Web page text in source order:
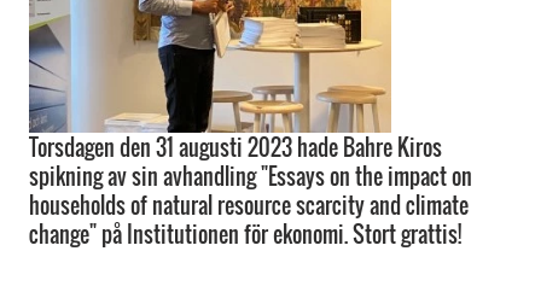
Torsdagen den 31 augusti 2023 hade Bahre Kiros
spikning av sin avhandling "Essays on the impact on
households of natural resource scarcity and climate
change" på Institutionen för ekonomi. Stort grattis!